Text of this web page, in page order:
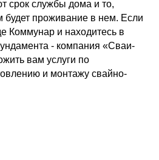
срок службы дома и то,
будет проживание в нем. Если
Коммунар и находитесь в
- компания «Сваи-
вам услуги по
и монтажу свайно-